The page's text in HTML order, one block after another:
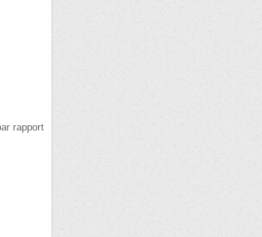
rapport